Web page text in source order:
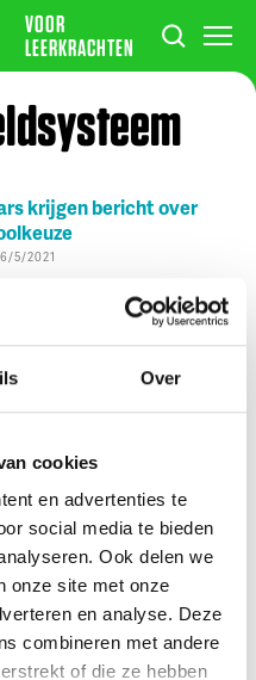
Over
cookies
en advertenties te
social media te bieden
Ook delen we
onze site met onze
en analyse. Deze
combineren met andere
of die ze hebben
VOOR
LEERKRACHTEN
krijgen bericht over
5/2021
wereldrecord mountain
vol bonnetjes
springpark: tien tips voor